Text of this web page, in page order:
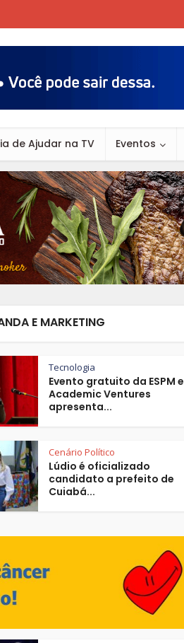
de Ajudar na TV Eventos
E MARKETING
Tecnologia
Evento gratuito da ESPM e
Academic Ventures
apresenta...
Cenário Político
Lúdio é oficializado
candidato a prefeito de
Cuiabá...